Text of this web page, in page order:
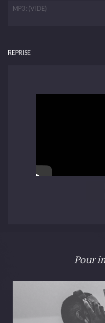
MP3 : (VIDE)
REPRISE
Pour